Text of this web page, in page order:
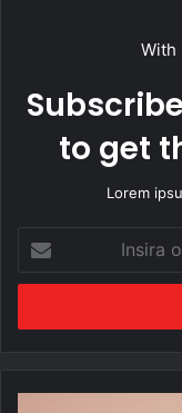
With
to get
Lorem
seu
de